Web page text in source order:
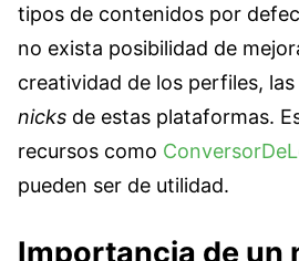
tipos de contenidos por
no exista posibilidad de
creatividad de los perfiles,
nicks de estas plataformas.
recursos como
pueden ser de utilidad.
Importancia de un